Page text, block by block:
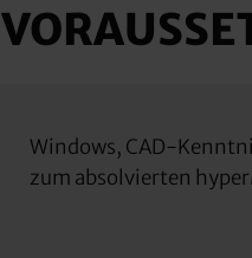
Windows, CAD-
zum absolvierten